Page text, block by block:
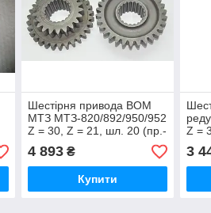
Шестірня привода ВОМ
МТЗ МТЗ-820/892/950/952
Z = 30, Z = 21, шл. 20 (пр.-
во МЗШ)
4 893₴
Купити
Z =
3